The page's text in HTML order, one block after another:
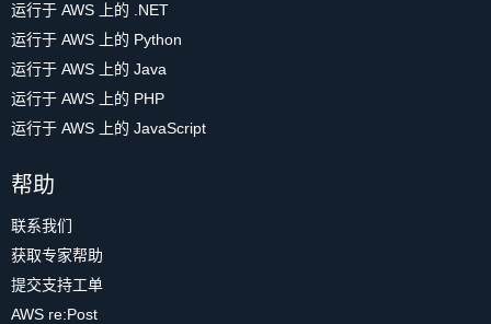
运行于 AWS 上的 .NET
运行于 AWS 上的 Python
运行于 AWS 上的 Java
运行于 AWS 上的 PHP
运行于 AWS 上的 JavaScript
帮助
联系我们
获取专家帮助
提交支持工单
AWS re:Post